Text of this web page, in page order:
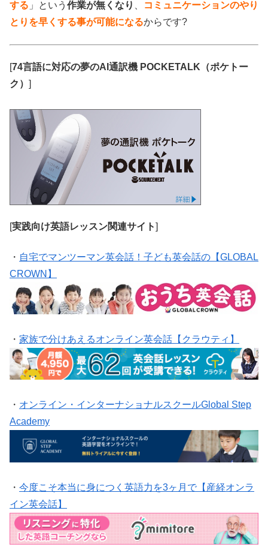
する 」という 作業が無くなり
コミュニケーションのやり
とりを早くする事が可能になるからです?
[74言語に対応の夢のAI通訳機 POCKETALK（ポケトー
ク） ]
[実践向け英語レッスン関連サイト]
・ 自宅でマンツーマン英会話！子ども英会話の【GLOBAL
CROWN】
・ 家族で分けあえるオンライン英会話【クラウティ】
・ オンライン・インターナショナルスクールGlobal Step
Academy
・ 今度こそ本当に身につく英語力を3ヶ月で【産経オンラ
イン英会話】